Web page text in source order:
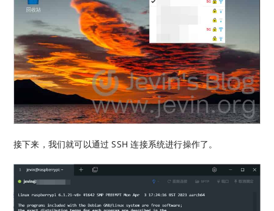
接下来，我们就可以通过 SSH 连接系统进行操作了。